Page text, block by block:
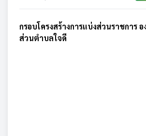
กรอบโครงสร้างการแบ่งส่วนราชการ
ส่วนตำบลใจดี